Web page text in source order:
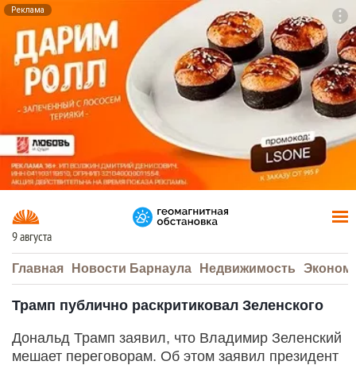
Реклама
9 августа
Главная Новости Барнаула Недвижимость
Трамп публично раскритиковал Зеленского
Дональд Трамп заявил, что Владимир Зеленский
мешает переговорам. Об этом заявил президент